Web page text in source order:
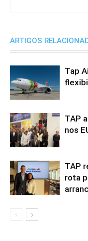
ARTIGOS
Tap
TAP
nos
TAP
rota